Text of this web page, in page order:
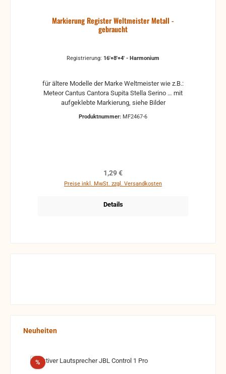
Markierung Register Weltmeister Metall -
gebraucht
Registrierung: 16'+8'+4' - Harmonium
für ältere Modelle der Marke Weltmeister wie z.B.:
Meteor Cantus Cantora Supita Stella Serino … mit
aufgeklebte Markierung, siehe Bilder
Produktnummer: MF2467-6
Regulärer Preis:
1,29 €
Preise inkl. MwSt. zzgl. Versandkosten
Details
Produktgalerie überspringen
Neuheiten
%Rabatt